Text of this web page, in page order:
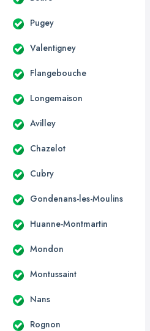
Pugey
Valentigney
Flangebouche
Longemaison
Avilley
Chazelot
Cubry
Gondenans-les-Moulins
Huanne-Montmartin
Mondon
Montussaint
Nans
Rognon